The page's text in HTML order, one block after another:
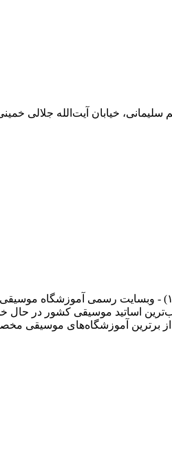
آیت‌الله جلالی خمینی (آیت شمالی سابق)،
کلیه حقوق محفوظ است (۱۳۸۴-۱۴۰۴) - وبسایت
اساتید موسیقی کشور در حال
از برترین آموزشگاه‌های